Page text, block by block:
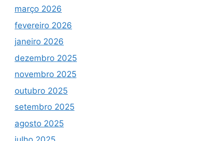
março 2026
fevereiro 2026
janeiro 2026
dezembro 2025
novembro 2025
outubro 2025
setembro 2025
agosto 2025